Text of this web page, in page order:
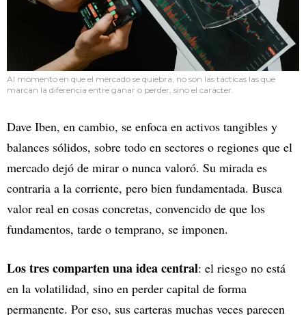
Al momento en que el mercado se quiebra, no son las tácticas las que
marcan la diferencia entre ganar o perder, sino el carácter.
Dave Iben, en cambio, se enfoca en activos tangibles y
balances sólidos, sobre todo en sectores o regiones que el
mercado dejó de mirar o nunca valoró. Su mirada es
contraria a la corriente, pero bien fundamentada. Busca
valor real en cosas concretas, convencido de que los
fundamentos, tarde o temprano, se imponen.
Los tres comparten una idea central: el riesgo no está
en la volatilidad, sino en perder capital de forma
permanente. Por eso, sus carteras muchas veces parecen